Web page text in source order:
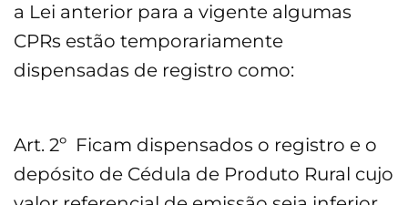
a Lei anterior para a vigente algumas
CPRs estão temporariamente
dispensadas de registro como:
Art. 2º Ficam dispensados o registro e o
depósito de Cédula de Produto Rural cujo